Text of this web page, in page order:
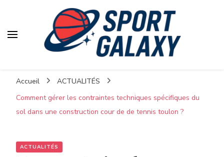
Accueil
ACTUALITÉS
Comment gérer les contraintes techniques spécifiques du
sol dans une construction cour de de tennis toulon ?
ACTUALITÉS